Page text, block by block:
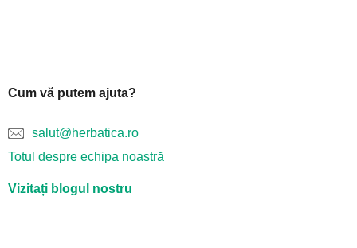
Cum vă putem ajuta?
salut@herbatica.ro
Totul despre echipa noastră
Vizitați blogul nostru